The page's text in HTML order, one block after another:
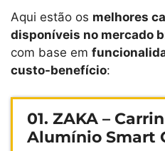
Aqui estão os melhores
disponíveis no mercado
com base em
custo-benefício:
01. ZAKA –
Alumínio Smart